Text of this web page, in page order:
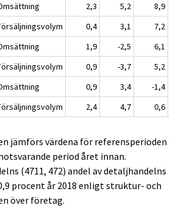
2,3 5,2
8,9
0,4 3,1
7,2
1,9 -2,5
6,1
0,9 -3,7
5,2
0,9 3,4
-1,4
2,4 4,7 0,6
jämförs värdena för referensperioden
period året innan.
(4711, 472) andel av detaljhandelns
procent år 2018 enligt struktur- och
över företag.